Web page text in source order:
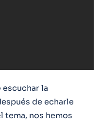
escuchar la
de echarle
tema, nos hemos